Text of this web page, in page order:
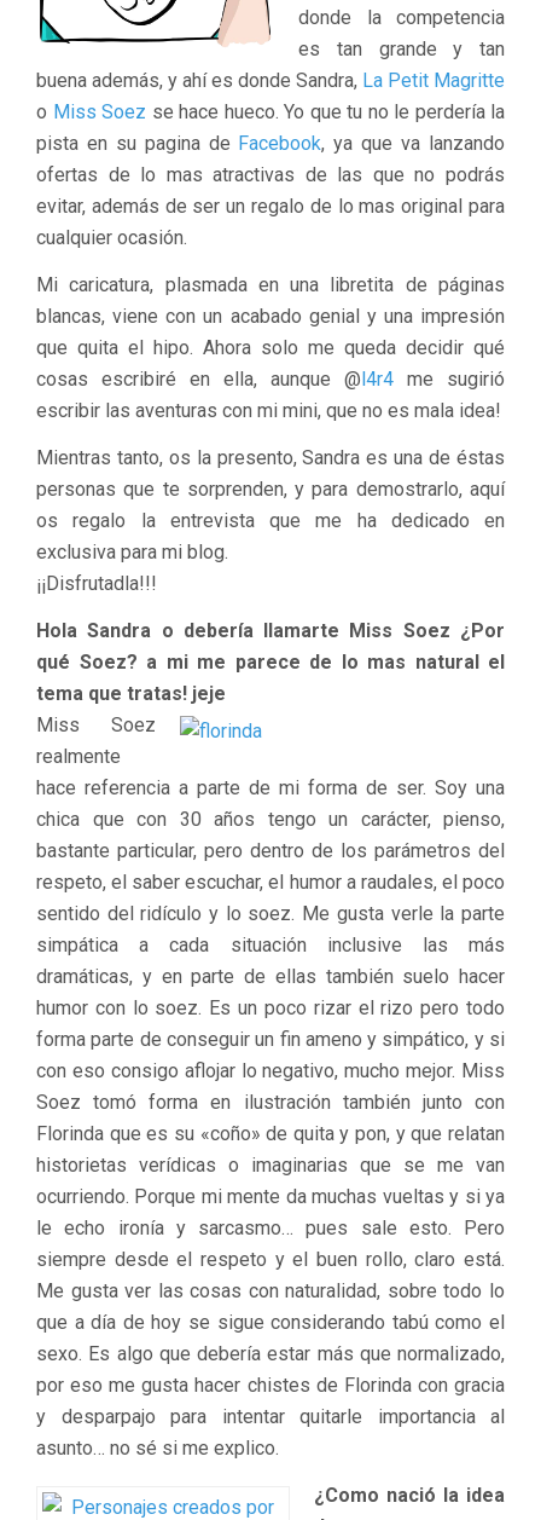
donde la competencia
es tan grande y tan
buena además, y ahí es donde Sandra, La Petit Magritte
o Miss Soez se hace hueco. Yo que tu no le perdería la
pista en su pagina de Facebook, ya que va lanzando
ofertas de lo mas atractivas de las que no podrás
evitar, además de ser un regalo de lo mas original para
cualquier ocasión.
Mi caricatura, plasmada en una libretita de páginas
blancas, viene con un acabado genial y una impresión
que quita el hipo. Ahora solo me queda decidir qué
cosas escribiré en ella, aunque @ l4r4 me sugirió
escribir las aventuras con mi mini, que no es mala idea!
Mientras tanto, os la presento, Sandra es una de éstas
personas que te sorprenden, y para demostrarlo, aquí
os regalo la entrevista que me ha dedicado en
exclusiva para mi blog.
¡¡Disfrutadla!!!
Hola Sandra o debería llamarte Miss Soez ¿Por
qué Soez? a mi me parece de lo mas natural el
tema que tratas! jeje
Miss Soez
realmente
hace referencia a parte de mi forma de ser. Soy una
chica que con 30 años tengo un carácter, pienso,
bastante particular, pero dentro de los parámetros del
respeto, el saber escuchar, el humor a raudales, el poco
sentido del ridículo y lo soez. Me gusta verle la parte
simpática a cada situación inclusive las más
dramáticas, y en parte de ellas también suelo hacer
humor con lo soez. Es un poco rizar el rizo pero todo
forma parte de conseguir un fin ameno y simpático, y si
con eso consigo aflojar lo negativo, mucho mejor. Miss
Soez tomó forma en ilustración también junto con
Florinda que es su «coño» de quita y pon, y que relatan
historietas verídicas o imaginarias que se me van
ocurriendo. Porque mi mente da muchas vueltas y si ya
le echo ironía y sarcasmo… pues sale esto. Pero
siempre desde el respeto y el buen rollo, claro está.
Me gusta ver las cosas con naturalidad, sobre todo lo
que a día de hoy se sigue considerando tabú como el
sexo. Es algo que debería estar más que normalizado,
por eso me gusta hacer chistes de Florinda con gracia
y desparpajo para intentar quitarle importancia al
asunto… no sé si me explico.
¿Como nació la idea